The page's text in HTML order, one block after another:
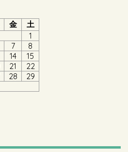
金
土
1
7
8
14
15
21
22
28
29